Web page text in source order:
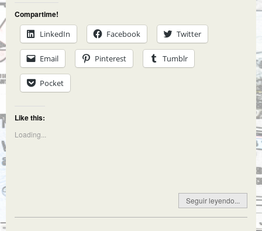
Compartime!
LinkedIn
Facebook Twitter
Email Pinterest Tumblr
Pocket
Like this:
Loading...
Seguir leyendo...